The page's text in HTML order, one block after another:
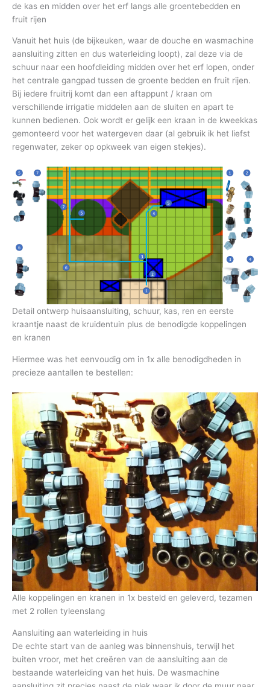
de kas en midden over het erf langs alle groentebedden en
fruit rijen
Vanuit het huis (de bijkeuken, waar de douche en wasmachine
aansluiting zitten en dus waterleiding loopt), zal deze via de
schuur naar een hoofdleiding midden over het erf lopen, onder
het centrale gangpad tussen de groente bedden en fruit rijen.
Bij iedere fruitrij komt dan een aftappunt / kraan om
verschillende irrigatie middelen aan de sluiten en apart te
kunnen bedienen. Ook wordt er gelijk een kraan in de kweekkas
gemonteerd voor het watergeven daar (al gebruik ik het liefst
regenwater, zeker op opkweek van eigen stekjes).
Detail ontwerp huisaansluiting, schuur, kas, ren en eerste
kraantje naast de kruidentuin plus de benodigde koppelingen
en kranen
Hiermee was het eenvoudig om in 1x alle benodigdheden in
precieze aantallen te bestellen:
Alle koppelingen en kranen in 1x besteld en geleverd, tezamen
met 2 rollen tyleenslang
Aansluiting aan waterleiding in huis
De echte start van de aanleg was binnenshuis, terwijl het
buiten vroor, met het creëren van de aansluiting aan de
bestaande waterleiding van het huis. De wasmachine